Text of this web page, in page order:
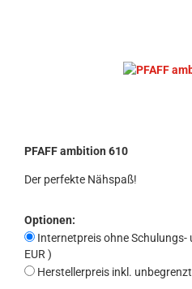
PFAFF ambition 610
Der perfekte Nähspaß!
Optionen:
Internetpreis ohne Schulungs-
EUR )
Herstellerpreis inkl.